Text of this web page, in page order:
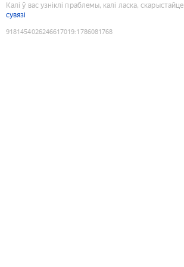
Калі ў вас узніклі праблемы, калі ласка, скарыстайце
сувязі
9181454026246617019:1786081768